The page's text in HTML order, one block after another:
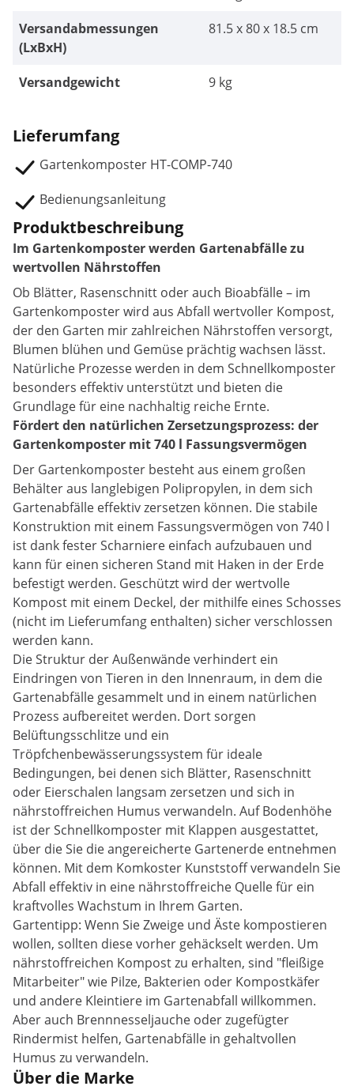
Versandabmessungen
(LxBxH)
81.5 x 80 x 18.5 cm
Versandgewicht 9 kg
Lieferumfang
Gartenkomposter HT-COMP-740
Bedienungsanleitung
Produktbeschreibung
Im Gartenkomposter werden Gartenabfälle zu
wertvollen Nährstoffen
Ob Blätter, Rasenschnitt oder auch Bioabfälle – im
Gartenkomposter wird aus Abfall wertvoller Kompost,
der den Garten mir zahlreichen Nährstoffen versorgt,
Blumen blühen und Gemüse prächtig wachsen lässt.
Natürliche Prozesse werden in dem Schnellkomposter
besonders effektiv unterstützt und bieten die
Grundlage für eine nachhaltig reiche Ernte.
Fördert den natürlichen Zersetzungsprozess: der
Gartenkomposter mit 740 l Fassungsvermögen
Der Gartenkomposter besteht aus einem großen
Behälter aus langlebigen Polipropylen, in dem sich
Gartenabfälle effektiv zersetzen können. Die stabile
Konstruktion mit einem Fassungsvermögen von 740 l
ist dank fester Scharniere einfach aufzubauen und
kann für einen sicheren Stand mit Haken in der Erde
befestigt werden. Geschützt wird der wertvolle
Kompost mit einem Deckel, der mithilfe eines Schosses
(nicht im Lieferumfang enthalten) sicher verschlossen
werden kann.
Die Struktur der Außenwände verhindert ein
Eindringen von Tieren in den Innenraum, in dem die
Gartenabfälle gesammelt und in einem natürlichen
Prozess aufbereitet werden. Dort sorgen
Belüftungsschlitze und ein
Tröpfchenbewässerungssystem für ideale
Bedingungen, bei denen sich Blätter, Rasenschnitt
oder Eierschalen langsam zersetzen und sich in
nährstoffreichen Humus verwandeln. Auf Bodenhöhe
ist der Schnellkomposter mit Klappen ausgestattet,
über die Sie die angereicherte Gartenerde entnehmen
können. Mit dem Komkoster Kunststoff verwandeln Sie
Abfall effektiv in eine nährstoffreiche Quelle für ein
kraftvolles Wachstum in Ihrem Garten.
Gartentipp: Wenn Sie Zweige und Äste kompostieren
wollen, sollten diese vorher gehäckselt werden. Um
nährstoffreichen Kompost zu erhalten, sind "fleißige
Mitarbeiter" wie Pilze, Bakterien oder Kompostkäfer
und andere Kleintiere im Gartenabfall willkommen.
Aber auch Brennnesseljauche oder zugefügter
Rindermist helfen, Gartenabfälle in gehaltvollen
Humus zu verwandeln.
Über die Marke